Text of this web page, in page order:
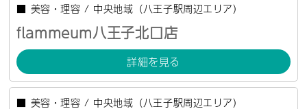
■ 美容・理容 / 中央地域（八王子駅周辺エリア）
flammeum八王子北口店
詳細を見る
■ 美容・理容 / 中央地域（八王子駅周辺エリア）